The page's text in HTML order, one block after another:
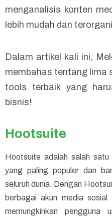
menganalisis konten
lebih mudah dan
Dalam artikel kali ini,
membahas tentang lima
tools terbaik yang
bisnis!
Hootsuite
Hootsuite adalah salah
yang paling populer dan
seluruh dunia. Dengan
berbagai akun media
memungkinkan pengguna